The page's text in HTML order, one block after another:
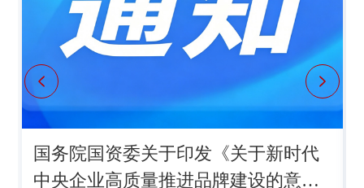
国务院国资委关于印发《关于新时代
中央企业高质量推进品牌建设的意